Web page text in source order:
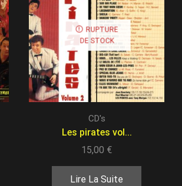
RUPTURE
DE STOCK
CD's
Les pirates vol...
15,00 €
Lire La Suite